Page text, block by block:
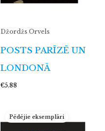
Džordžs Orvels
POSTS PARĪZĒ UN
LONDONĀ
€5.88
Pēdējie eksemplāri